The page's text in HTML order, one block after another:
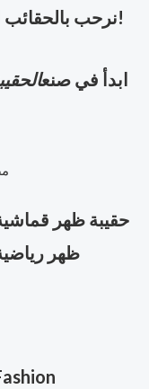
نرحب بالحقائب المخصصة وحقائب البيع بالجملة!
ابدأ في صنع
حقيبة ظهر
ظهر